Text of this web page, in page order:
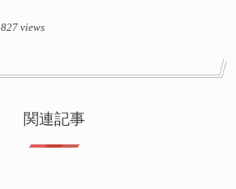
827 views
関連記事